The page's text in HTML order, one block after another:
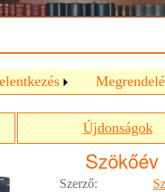
Újdonságok
Szökőév
Szerző: